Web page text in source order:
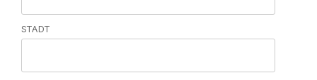
STADT